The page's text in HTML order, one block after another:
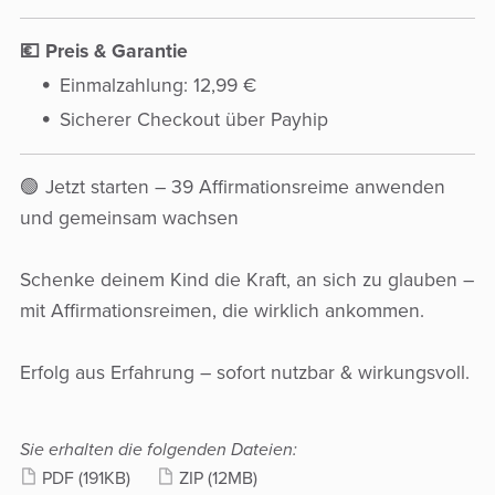
💶 Preis & Garantie
Einmalzahlung: 12,99 €
Sicherer Checkout über Payhip
🟢 Jetzt starten – 39 Affirmationsreime anwenden
und gemeinsam wachsen
Schenke deinem Kind die Kraft, an sich zu glauben –
mit Affirmationsreimen, die wirklich ankommen.
Erfolg aus Erfahrung – sofort nutzbar & wirkungsvoll.
Sie erhalten die folgenden Dateien:
PDF (191KB) ZIP (12MB)